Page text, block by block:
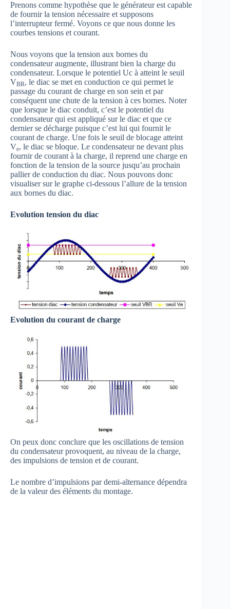
Prenons comme hypothèse que le générateur est capable
de fournir la tension nécessaire et supposons
l’interrupteur fermé. Voyons ce que nous donne les
courbes tensions et courant.
Nous voyons que la tension aux bornes du
condensateur augmente, illustrant bien la charge du
condensateur. Lorsque le potentiel Uc à atteint le seuil
VBR, le diac se met en conduction ce qui permet le
passage du courant de charge en son sein et par
conséquent une chute de la tension à ces bornes. Noter
que lorsque le diac conduit, c’est le potentiel du
condensateur qui est appliqué sur le diac et que ce
dernier se décharge puisque c’est lui qui fournit le
courant de charge. Une fois le seuil de blocage atteint
Ve, le diac se bloque. Le condensateur ne devant plus
fournir de courant à la charge, il reprend une charge en
fonction de la tension de la source jusqu’au prochain
pallier de conduction du diac. Nous pouvons donc
visualiser sur le graphe ci-dessous l’allure de la tension
aux bornes du diac.
Evolution tension du diac
Evolution du courant de charge
On peux donc conclure que les oscillations de tension
du condensateur provoquent, au niveau de la charge,
des impulsions de tension et de courant.
Le nombre d’impulsions par demi-alternance dépendra
de la valeur des éléments du montage.